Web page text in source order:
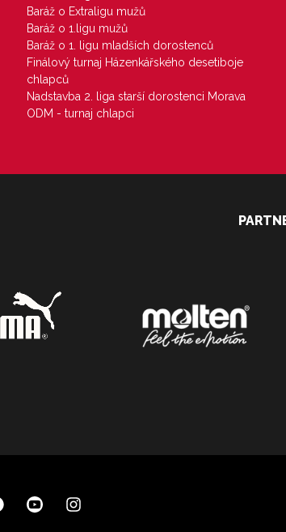
Baráž o Extraligu mužů
Baráž o 1.ligu mužů
Baráž o 1. ligu mladších dorostenců
Finálový turnaj Házenkářského desetiboje
chlapců
Nadstavba 2. liga starší dorostenci Morava
ODM - turnaj chlapci